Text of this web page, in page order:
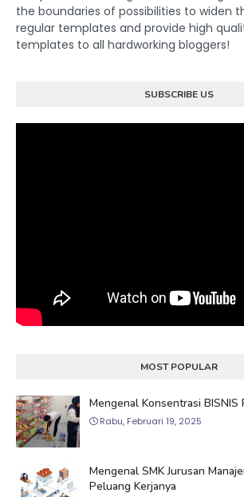
the boundaries of possibilities to widen
regular templates and provide high
templates to all hardworking bloggers!
SUBSCRIBE US
MOST POPULAR
Mengenal Konsentrasi BISNIS
Rabu, Februari 19, 2025
Mengenal SMK Jurusan
Peluang Kerjanya